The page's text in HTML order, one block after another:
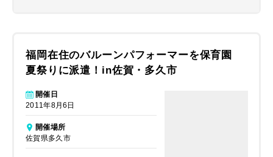
福岡在住のバルーンパフォーマーを保育園
夏祭りに派遣！in佐賀・多久市
開催日
2011年8月6日
開催場所
佐賀県多久市